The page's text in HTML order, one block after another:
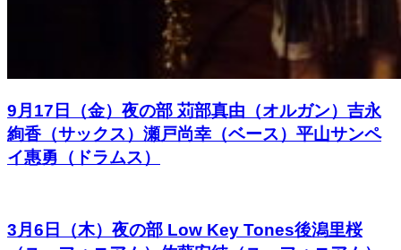
9月17日（金）夜の部 苅部真由（オルガン）吉永
絢香（サックス）瀬戸尚幸（ベース）平山サンペ
イ惠勇（ドラムス）
3月6日（木）夜の部 Low Key Tones後潟里桜